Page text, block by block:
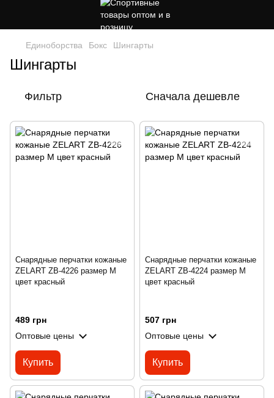
Единоборства Бокс Шингарты
Шингарты
Фильтр Сначала дешевле
Снарядные перчатки кожаные
ZELART ZB-4226 размер M
цвет красный
489 грн
Оптовые цены
Купить
Снарядные перчатки кожаные
ZELART ZB-4224 размер M
цвет красный
507 грн
Оптовые цены
Купить